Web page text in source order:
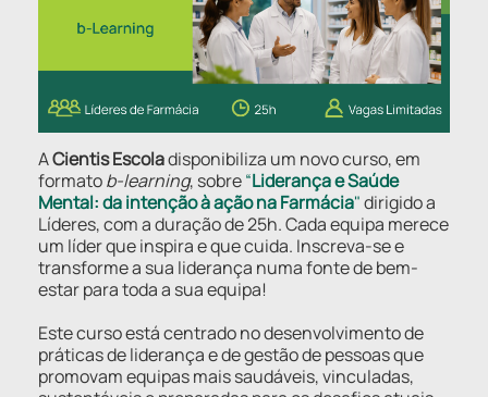
ACientis Escoladisponibiliza um novo curso, em
formatob-learning, sobre“Liderança e Saúde
Mental: da intenção à ação na Farmácia"dirigido a
Líderes, com a duração de 25h. Cada equipa merece
um líder que inspira e que cuida. Inscreva-se e
transforme a sua liderança numa fonte de bem-
estar para toda a sua equipa!
Este curso está centrado no desenvolvimento de
práticas de liderança e de gestão de pessoas que
promovam equipas mais saudáveis, vinculadas,